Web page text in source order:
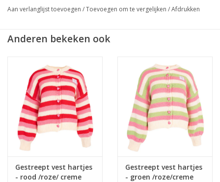
lang.
★GRATIS verzending vanaf €50,- (NL)
★ Veilig en snel betalen
Aan verlanglijst toevoegen /Toevoegen om te vergelijken /Afdrukken
Anderen bekeken ook
Gestreept vest hartjes
- rood /roze/ creme
Gestreept vest hartjes
- groen /roze/creme